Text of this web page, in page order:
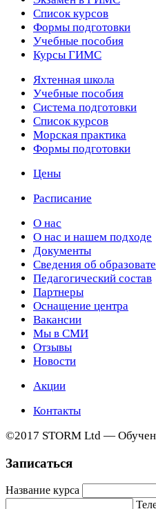
Список курсов
Формы подготовки
Учебные пособия
Курсы ГИМС
Яхтенная школа
Учебные пособия
Cистема подготовки
Список курсов
Морская практика
Формы подготовки
Цены
Расписание
О нас
О нас и нашем подходе
Документы
Сведения об
Педагогический состав
Партнеры
Оснащение центра
Вакансии
Мы в СМИ
Отзывы
Новости
Акции
Контакты
©2017 STORM Ltd —
Записаться
Название курса